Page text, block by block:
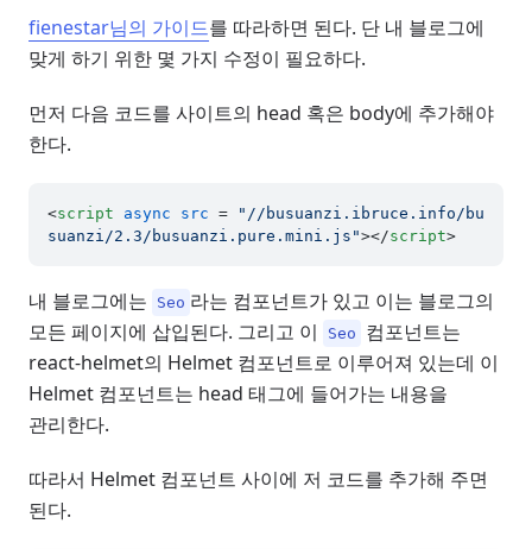
fienestar님의 가이드를 따라하면 된다. 단 내 블로그에
맞게 하기 위한 몇 가지 수정이 필요하다.
먼저 다음 코드를 사이트의 head 혹은 body에 추가해야
한다.
<script async src =
"//busuanzi.ibruce.info/bu
suanzi/2.3/busuanzi.pure.mini.js"></script>
내 블로그에는 Seo 라는 컴포넌트가 있고 이는 블로그의
모든 페이지에 삽입된다. 그리고 이
Seo
컴포넌트는
react-helmet의 Helmet 컴포넌트로 이루어져 있는데 이
Helmet 컴포넌트는 head 태그에 들어가는 내용을
관리한다.
따라서 Helmet 컴포넌트 사이에 저 코드를 추가해 주면
된다.